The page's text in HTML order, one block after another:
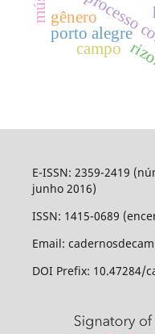
porto alegre
gênero
campo
E-ISSN: 2359-2419
junho 2016)
ISSN: 1415-0689
Email:
DOI Prefix: 10.47284/